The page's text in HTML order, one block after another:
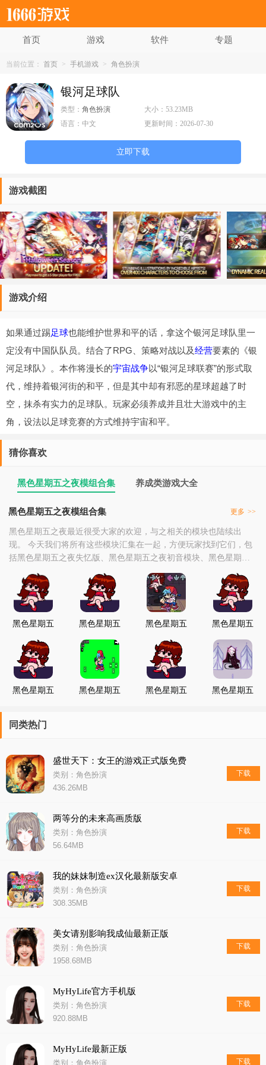
首页 游戏 软件 专题
当前位置： 首页 > 手机游戏 > 角色扮演
银河足球队
类型： 角色扮演 大小：53.23MB
语言： 中文 更新时间：2026-07-30
立即下载
游戏截图
游戏介绍
如果通过踢足球也能维护世界和平的话，拿这个银河足球队里一
定没有中国队队员。结合了RPG、策略对战以及经营要素的《银
河足球队》。本作将漫长的宇宙战争以“银河足球联赛”的形式取
代，维持着银河街的和平，但是其中却有邪恶的星球超越了时
空，抹杀有实力的足球队。玩家必须养成并且壮大游戏中的主
角，设法以足球竞赛的方式维持宇宙和平。
猜你喜欢
黑色星期五之夜模组合集 养成类游戏大全
黑色星期五之夜模组合集 更多 >>
黑色星期五之夜最近很受大家的欢迎，与之相关的模块也陆续出
现。 今天我们将所有这些模块汇集在一起​​，方便玩家找到它们，包
括黑色星期五之夜失忆版、黑色星期五之夜初音模块、黑色星期五
之夜感染模块等等。
黑色星期五
组
黑色星期五
黑色星期五
组
黑色星期五
模组
黑色星期五
黑色星期五
黑色星期五
黑色星期五
同类热门
盛世天下：女王的游戏正式版免费
类别：角色扮演
436.26MB
下载
两等分的未来高画质版
类别：角色扮演
56.64MB
下载
我的妹妹制造ex汉化最新版安卓
类别：角色扮演
308.35MB
下载
美女请别影响我成仙最新正版
类别：角色扮演
1958.68MB
下载
MyHyLife官方手机版
类别：角色扮演
920.88MB
下载
MyHyLife最新正版
类别：角色扮演 下载